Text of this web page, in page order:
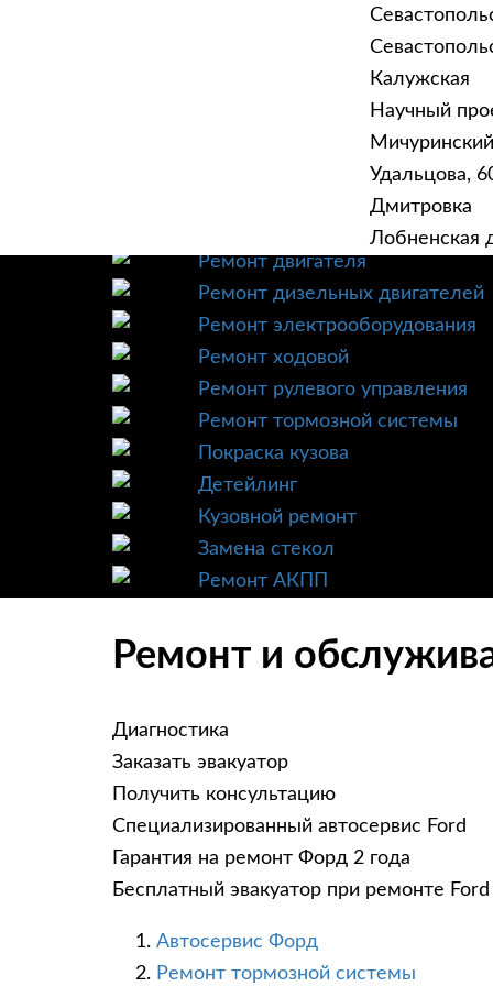
Калужская
Научный
Мичуринский
Удальцова,
Дмитровка
Лобненская
Техническое обслуживание
Ремонт трансмиссии
Ремонт двигателя
Ремонт дизельных двигателей
Ремонт электрооборудования
Ремонт ходовой
Ремонт рулевого управления
Ремонт тормозной системы
Покраска кузова
Детейлинг
Кузовной ремонт
Замена стекол
Ремонт АКПП
Ремонт и
Диагностика
Заказать эвакуатор
Получить консультацию
Специализированный автосервис Ford
Гарантия на ремонт Форд 2 года
Бесплатный эвакуатор при ремонте Ford
Автосервис Форд
Ремонт тормозной системы